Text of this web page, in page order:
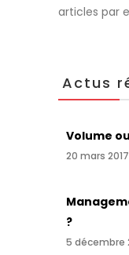
articles par
Actus
Volume
20 mars 2017
?
5 décembre